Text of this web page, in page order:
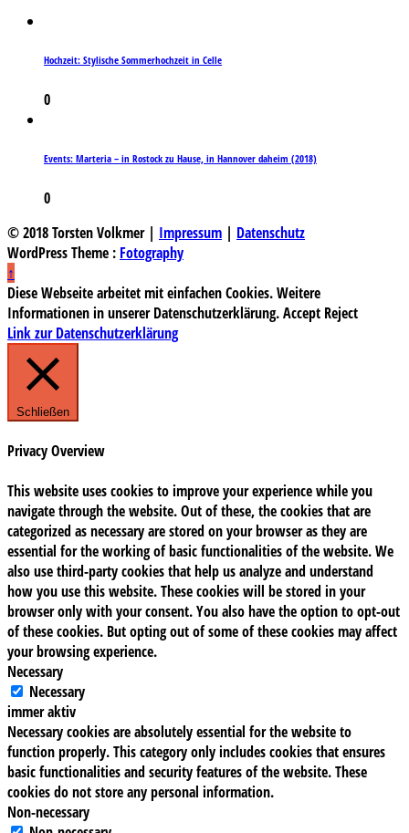
Hochzeit: Stylische Sommerhochzeit in Celle
0
Events: Marteria – in Rostock zu Hause, in Hannover daheim (2018)
0
© 2018 Torsten Volkmer | Impressum | Datenschutz
WordPress Theme : Fotography
↑
Diese Webseite arbeitet mit einfachen Cookies. Weitere
Informationen in unserer Datenschutzerklärung.Accept Reject
Link zur Datenschutzerklärung
Schließen
Privacy Overview
This website uses cookies to improve your experience while you
navigate through the website. Out of these, the cookies that are
categorized as necessary are stored on your browser as they are
essential for the working of basic functionalities of the website. We
also use third-party cookies that help us analyze and understand
how you use this website. These cookies will be stored in your
browser only with your consent. You also have the option to opt-out
of these cookies. But opting out of some of these cookies may affect
your browsing experience.
Necessary
Necessary
immer aktiv
Necessary cookies are absolutely essential for the website to
function properly. This category only includes cookies that ensures
basic functionalities and security features of the website. These
cookies do not store any personal information.
Non-necessary